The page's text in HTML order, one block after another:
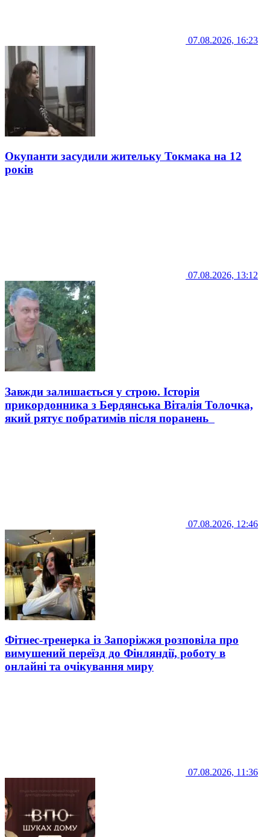
07.08.2026, 16:23
Окупанти засудили жительку Токмака на 12
років
07.08.2026, 13:12
Завжди залишається у строю. Історія
прикордонника з Бердянська Віталія Толочка,
який рятує побратимів після поранень
07.08.2026, 12:46
Фітнес-тренерка із Запоріжжя розповіла про
вимушений переїзд до Фінляндії, роботу в
онлайні та очікування миру
07.08.2026, 11:36